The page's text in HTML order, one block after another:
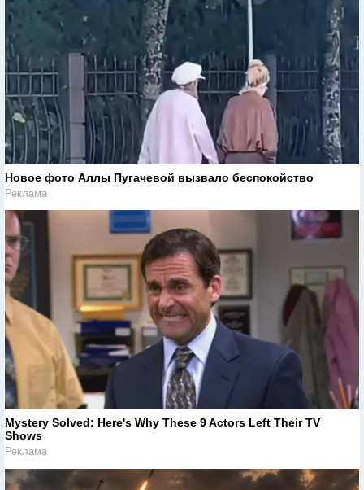
Новое фото Аллы Пугачевой вызвало беспокойство
Реклама
Mystery Solved: Here's Why These 9 Actors Left Their TV
Shows
Реклама